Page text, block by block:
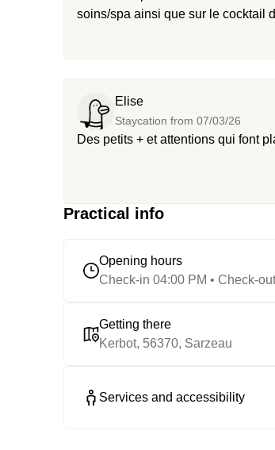
soins/spa ainsi que sur le cocktail
La chambre n’étais pas super
Elise
Staycation from 07/03/26
Des petits + et attentions qui font
Practical info
Opening hours
Check-in 04:00 PM • Check-
Getting there
Kerbot, 56370, Sarzeau
Services and accessibility